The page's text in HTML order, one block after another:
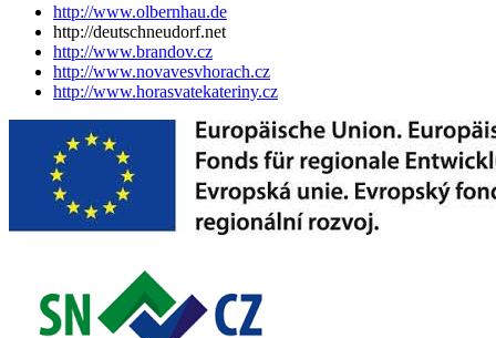
http://www.olbernhau.de
http://deutschneudorf.net
http://www.brandov.cz
http://www.novavesvhorach.cz
http://www.horasvatekateriny.cz